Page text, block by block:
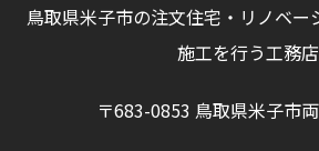
鳥取県米子市の注文住宅・リノベー
施工を行う工務店
〒683-0853 鳥取県米子市